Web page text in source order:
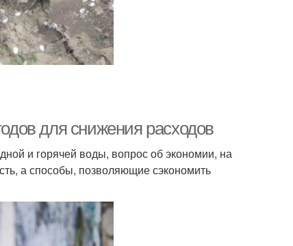
для снижения расходов
и горячей воды, вопрос об экономии, на
а способы, позволяющие сэкономить